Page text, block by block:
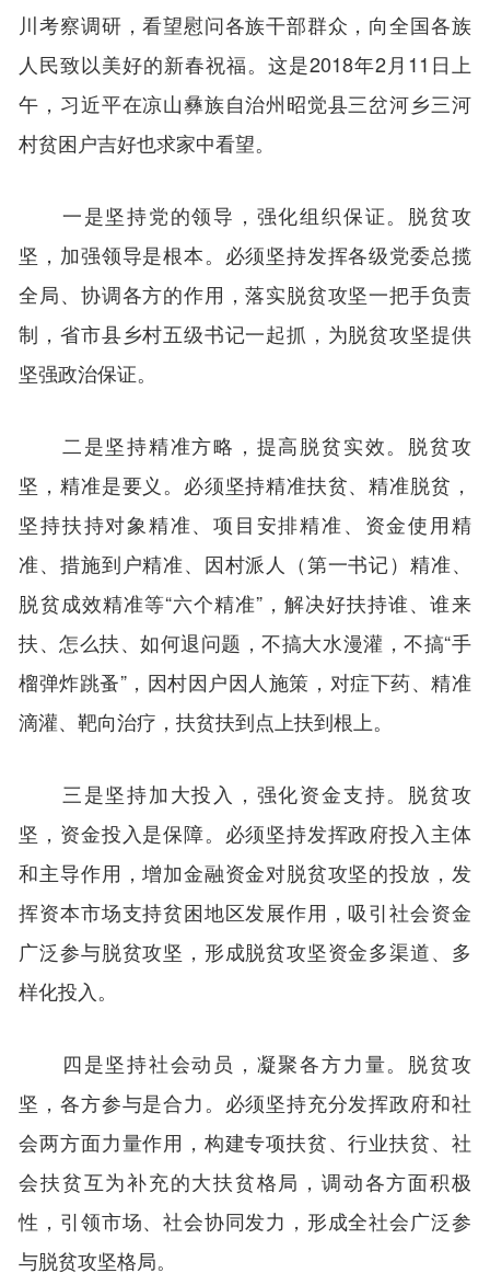
川考察调研，看望慰问各族干部群众，向全国各族
人民致以美好的新春祝福。这是2018年2月11日上
午，习近平在凉山彝族自治州昭觉县三岔河乡三河
村贫困户吉好也求家中看望。
一是坚持党的领导，强化组织保证。脱贫攻
坚，加强领导是根本。必须坚持发挥各级党委总揽
全局、协调各方的作用，落实脱贫攻坚一把手负责
制，省市县乡村五级书记一起抓，为脱贫攻坚提供
坚强政治保证。
二是坚持精准方略，提高脱贫实效。脱贫攻
坚，精准是要义。必须坚持精准扶贫、精准脱贫，
坚持扶持对象精准、项目安排精准、资金使用精
准、措施到户精准、因村派人（第一书记）精准、
脱贫成效精准等“六个精准”，解决好扶持谁、谁来
扶、怎么扶、如何退问题，不搞大水漫灌，不搞“手
榴弹炸跳蚤”，因村因户因人施策，对症下药、精准
滴灌、靶向治疗，扶贫扶到点上扶到根上。
三是坚持加大投入，强化资金支持。脱贫攻
坚，资金投入是保障。必须坚持发挥政府投入主体
和主导作用，增加金融资金对脱贫攻坚的投放，发
挥资本市场支持贫困地区发展作用，吸引社会资金
广泛参与脱贫攻坚，形成脱贫攻坚资金多渠道、多
样化投入。
四是坚持社会动员，凝聚各方力量。脱贫攻
坚，各方参与是合力。必须坚持充分发挥政府和社
会两方面力量作用，构建专项扶贫、行业扶贫、社
会扶贫互为补充的大扶贫格局，调动各方面积极
性，引领市场、社会协同发力，形成全社会广泛参
与脱贫攻坚格局。